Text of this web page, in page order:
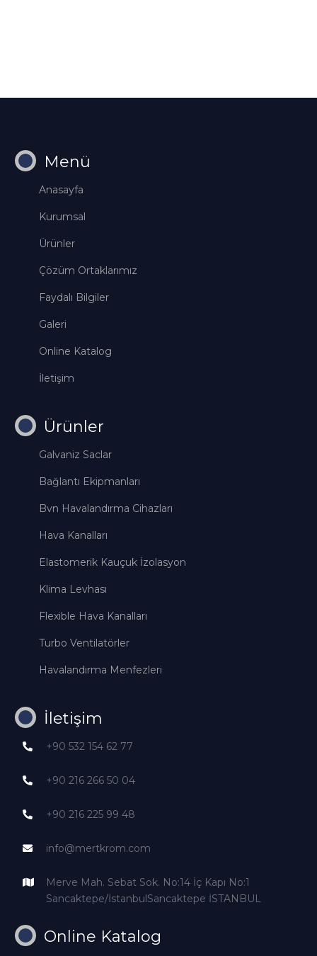
Menü
Anasayfa
Kurumsal
Ürünler
Çözüm Ortaklarımız
Faydalı Bilgiler
Galeri
Online Katalog
İletişim
Ürünler
Galvaniz Saclar
Bağlantı Ekipmanları
Bvn Havalandırma Cihazları
Hava Kanalları
Elastomerik Kauçuk İzolasyon
Klima Levhası
Flexible Hava Kanalları
Turbo Ventilatörler
Havalandırma Menfezleri
İletişim
+90 532 154 62 77
+90 216 266 50 04
+90 216 225 99 48
info@mertkrom.com
Merve Mah. Sebat Sok. No:14 İç Kapı No:1
Sancaktepe/İstanbulSancaktepe İSTANBUL
Online Katalog